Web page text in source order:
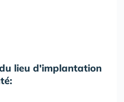
lieu d'implantation